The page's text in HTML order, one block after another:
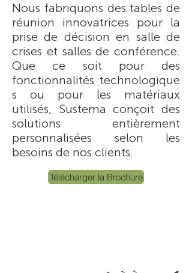
Nous fabriquons des tables de
réunion innovatrices pour la
prise de décision en salle de
crises et salles de conférence.
Que ce soit pour des
fonctionnalités technologique
s ou pour les matériaux
utilisés, Sustema conçoit des
solutions entièrement
personnalisées selon les
besoins de nos clients.
Télécharger la Brochure